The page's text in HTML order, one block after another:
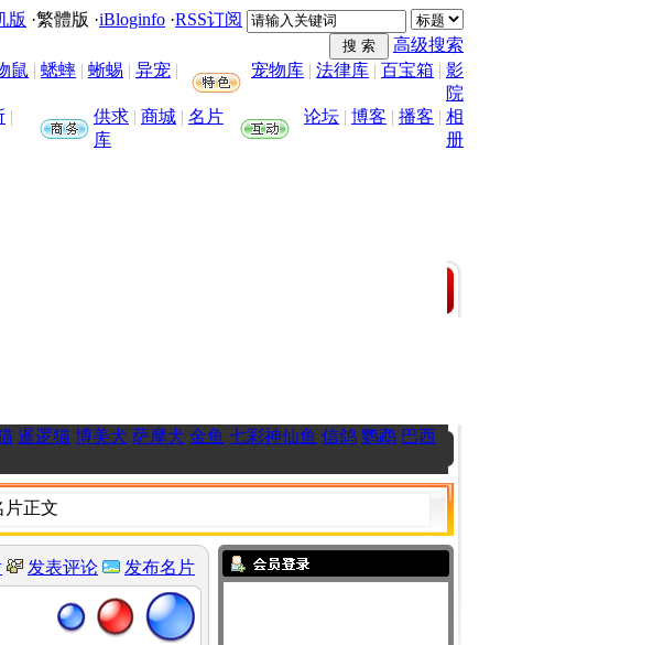
版 ·繁體版 ·iBloginfo ·RSS订阅
高级搜索
鼠 | 蟋蟀 | 蜥蜴 | 异宠 |
宠物库 | 法律库 | 百宝箱 | 影
院
|
供求 | 商城 | 名片
库
论坛 | 博客 | 播客 | 相
册
暹逻猫 博美犬 萨摩犬 金鱼 七彩神仙鱼 信鸽 鹦鹉 巴西
片正文
发表评论 发布名片